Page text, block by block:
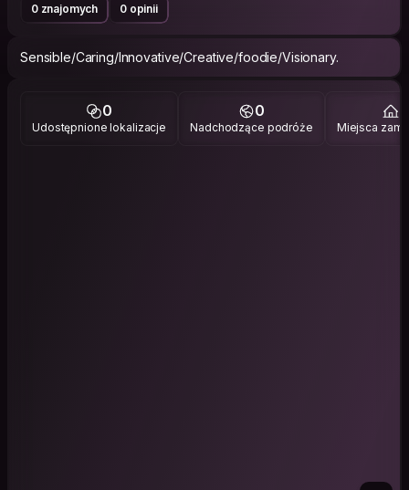
0 znajomych 0 opinii
Sensible/Caring/Innovative/Creative/foodie/Visionary.
0
Udostępnione lokalizacje
0
Nadchodzące podróże Miejsca